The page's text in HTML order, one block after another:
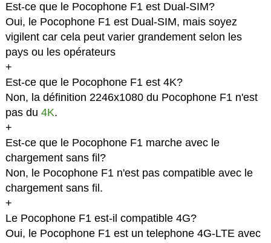
Est-ce que le Pocophone F1 est Dual-SIM?
Oui, le Pocophone F1 est Dual-SIM, mais soyez
vigilent car cela peut varier grandement selon les
pays ou les opérateurs
+
Est-ce que le Pocophone F1 est 4K?
Non, la définition 2246x1080 du Pocophone F1 n'est
pas du 4K.
+
Est-ce que le Pocophone F1 marche avec le
chargement sans fil?
Non, le Pocophone F1 n'est pas compatible avec le
chargement sans fil.
+
Le Pocophone F1 est-il compatible 4G?
Oui, le Pocophone F1 est un telephone 4G-LTE avec